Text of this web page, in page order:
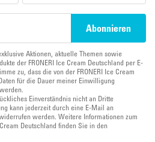
Aktionen, aktuelle Themen sowie
der FRONERI Ice Cream Deutschland per E-
zu, dass die von der FRONERI Ice Cream
für die Dauer meiner Einwilligung
Einverständnis nicht an Dritte
kann jederzeit durch eine E-Mail an
werden. Weitere Informationen zum
Deutschland finden Sie in den